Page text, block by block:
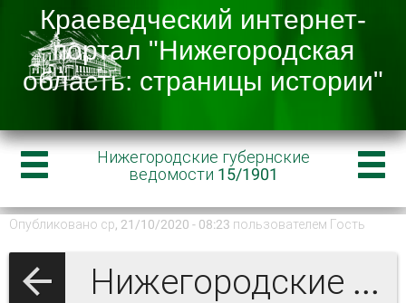
Нижегородские губернские
ведомости 15/1901
Опубликовано ср, 21/10/2020 - 08:23 пользователем Гость
Нижегородские губернские ведомости 1901